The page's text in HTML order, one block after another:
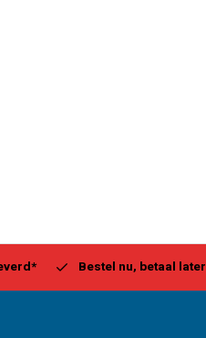
Bestel nu, betaal later